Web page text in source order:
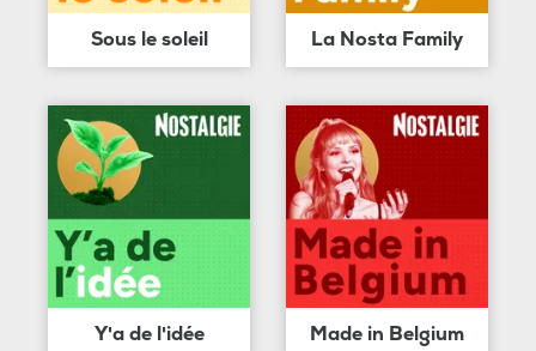
Sous le soleil La Nosta Family
Y'a de l'idée Made in Belgium